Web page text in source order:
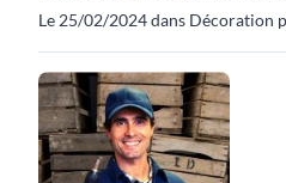
Le 25/02/2024 dans Décoration